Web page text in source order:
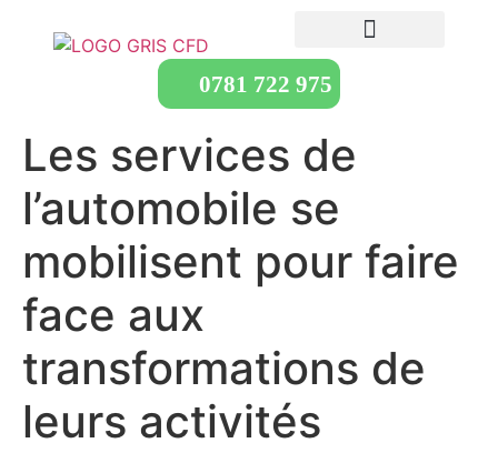
0781 722 975
Les services de
l’automobile se
mobilisent pour faire
face aux
transformations de
leurs activités